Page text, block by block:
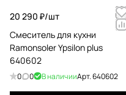
20 290 ₽/шт
Смеситель для кухни
Ramonsoler Ypsilon plus
640602
0 0 В наличииАрт.640602